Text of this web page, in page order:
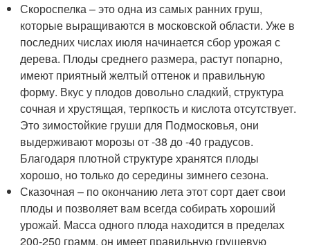
Скороспелка – это одна из самых ранних груш,
которые выращиваются в московской области. Уже в
последних числах июля начинается сбор урожая с
дерева. Плоды среднего размера, растут попарно,
имеют приятный желтый оттенок и правильную
форму. Вкус у плодов довольно сладкий, структура
сочная и хрустящая, терпкость и кислота отсутствует.
Это зимостойкие груши для Подмосковья, они
выдерживают морозы от -38 до -40 градусов.
Благодаря плотной структуре хранятся плоды
хорошо, но только до середины зимнего сезона.
Сказочная – по окончанию лета этот сорт дает свои
плоды и позволяет вам всегда собирать хороший
урожай. Масса одного плода находится в пределах
200-250 грамм, он имеет правильную грушевую